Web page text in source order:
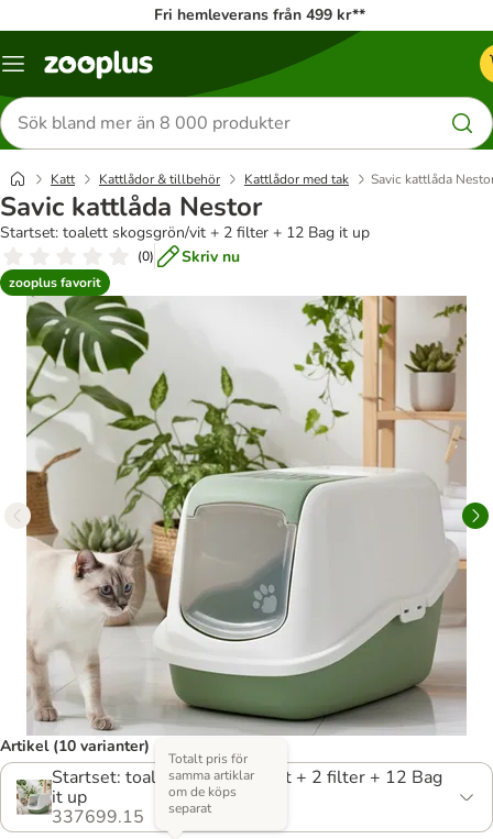
Fri hemleverans från 499 kr**
Katalogmeny
Sök
efter
produkter
Katt Kattlådor & tillbehör Kattlådor med tak Savic kattlåda
Savic kattlåda Nestor
Startset: toalett skogsgrön/vit + 2 filter + 12 Bag it up
(0) Skriv nu
zooplus favorit
Artikel (10 varianter)
Startset: toalett skogsgrön/vit + 2 filter + 12 Bag
it up
337699.15
Totalt pris för
samma artiklar
om de köps
separat